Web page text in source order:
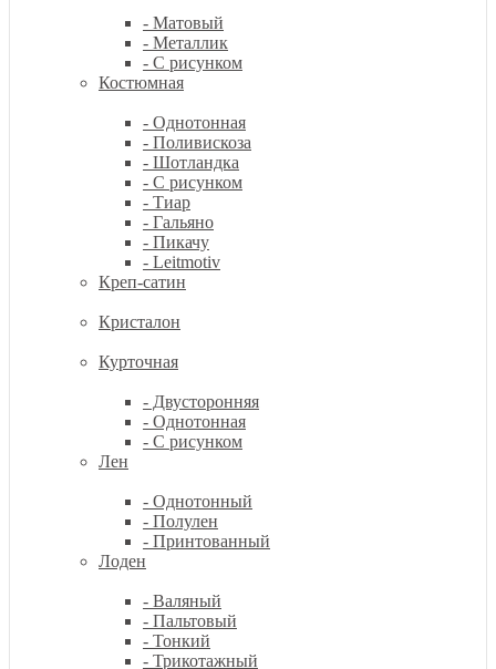
- Матовый
- Металлик
- С рисунком
Костюмная
- Однотонная
- Поливискоза
- Шотландка
- С рисунком
- Тиар
- Гальяно
- Пикачу
- Leitmotiv
Креп-сатин
Кристалон
Курточная
- Двусторонняя
- Однотонная
- С рисунком
Лен
- Однотонный
- Полулен
- Принтованный
Лоден
- Валяный
- Пальтовый
- Тонкий
- Трикотажный